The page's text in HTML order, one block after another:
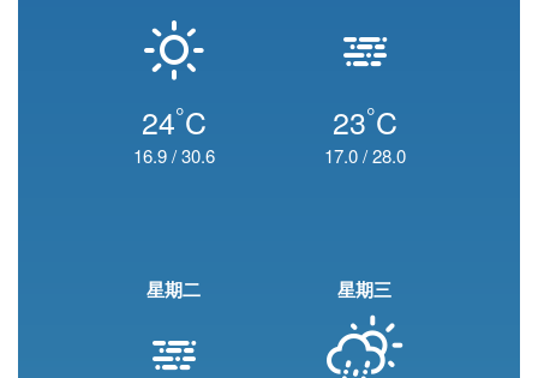
24°C
16.9/30.6
23°C
17.0/28.0
星期二 星期三